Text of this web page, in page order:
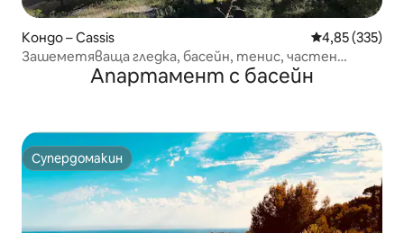
Кондо – Cassis Средна
4,85 (335)
Зашеметяваща гледка, басейн, тенис, частен
Апартамент с басейн
Супердомакин
Супердомакин